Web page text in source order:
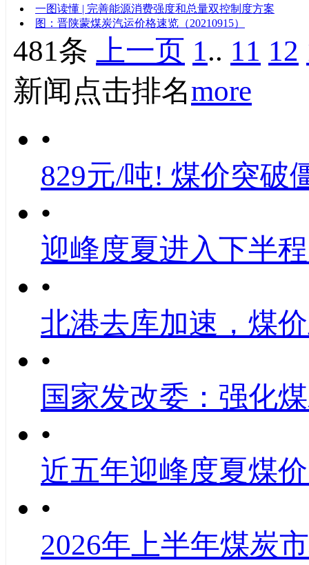
一图读懂 | 完善能源消费强度和总量双控制度方案
图：晋陕蒙煤炭汽运价格速览（20210915）
481条 上一页 1.. 11 12
新闻点击排名more
•
829元/吨! 煤价突破
•
迎峰度夏进入下半
•
北港去库加速，煤
•
国家发改委：强化
•
近五年迎峰度夏煤
•
2026年上半年煤炭